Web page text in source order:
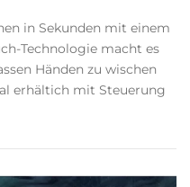
in Sekunden mit einem
Technologie macht es
Händen zu wischen
erhältich mit Steuerung